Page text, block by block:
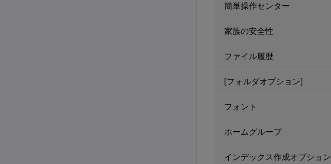
簡単操作センター
家族の安全性
ファイル履歴
[フォルダオプション]
フォント
ホームグループ
インデックス作成オプション